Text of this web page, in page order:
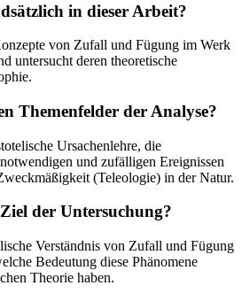
in dieser Arbeit?
von Zufall und Fügung im Werk
untersucht deren theoretische
Themenfelder der Analyse?
Ursachenlehre, die
und zufälligen Ereignissen
(Teleologie) in der Natur.
der Untersuchung?
Verständnis von Zufall und Fügung
Bedeutung diese Phänomene
Theorie haben.